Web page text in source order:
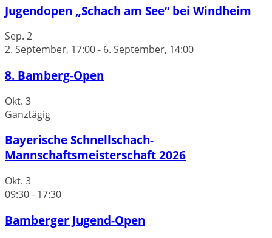
Jugendopen „Schach am See“ bei Windheim
Sep. 2
2. September, 17:00- 6. September, 14:00
8. Bamberg-Open
Okt. 3
Ganztägig
Bayerische Schnellschach-
Mannschaftsmeisterschaft 2026
Okt. 3
09:30- 17:30
Bamberger Jugend-Open